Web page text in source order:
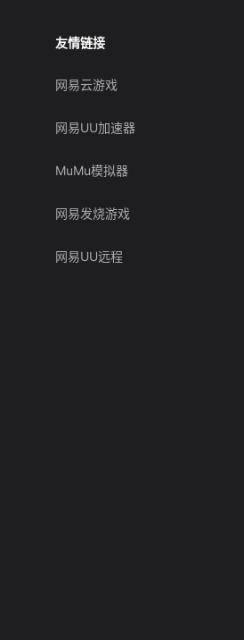
友情链接
网易云游戏
网易UU加速器
MuMu模拟器
网易发烧游戏
网易UU远程